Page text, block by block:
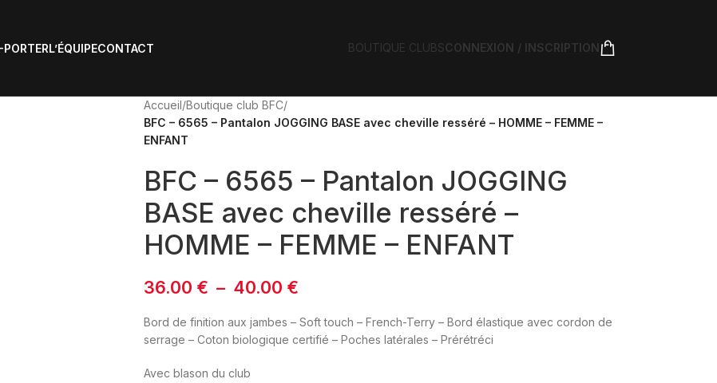
L’ÉQUIPECONTACT BOUTIQUE CLUBSCONNEXION / INSCRIPTION
Accueil/Boutique club BFC/
BFC – 6565 – Pantalon JOGGING BASE avec cheville resséré – HOMME – FEMME –
ENFANT
BFC – 6565 – Pantalon JOGGING
BASE avec cheville resséré –
HOMME – FEMME – ENFANT
36.00 € – 40.00 €
Bord de finition aux jambes – Soft touch – French-Terry – Bord élastique avec cordon de
serrage – Coton biologique certifié – Poches latérales – Prérétréci
Avec blason du club